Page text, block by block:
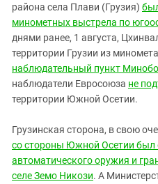
района села Плави (Грузия)
минометных выстрела по
днями ранее, 1 августа,
территории Грузии из миномета
наблюдательный пункт
наблюдатели Евросоюза не
территории Южной Осетии.
Грузинская сторона, в свою
со стороны Южной Осетии был
автоматического оружия и
селе Земо Никози. А